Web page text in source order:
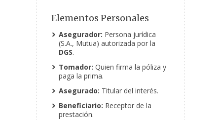
Elementos Personales
Asegurador: Persona jurídica
(S.A., Mutua) autorizada por la
DGS.
Tomador: Quien firma la póliza y
paga la prima.
Asegurado: Titular del interés.
Beneficiario: Receptor de la
prestación.